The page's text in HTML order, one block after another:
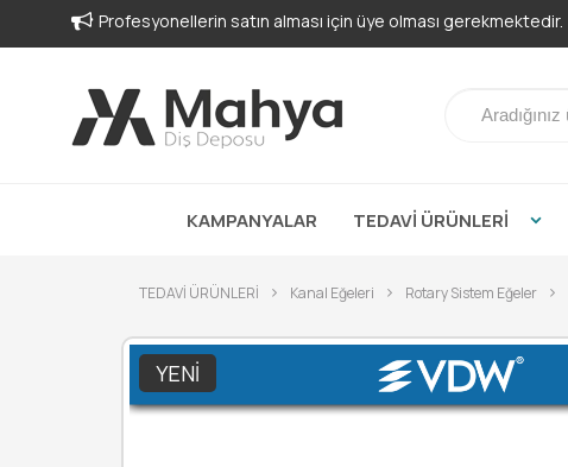
Profesyonellerin satın alması için üye olması gerekmektedir.
KAMPANYALAR TEDAVİ ÜRÜNLERİ
TEDAVİ ÜRÜNLERİ Kanal Eğeleri Rotary Sistem Eğeler
YENI